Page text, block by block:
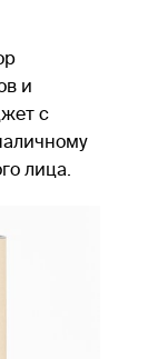
и
с
лица.